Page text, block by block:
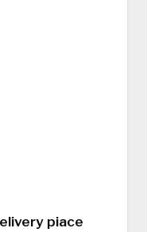
piace